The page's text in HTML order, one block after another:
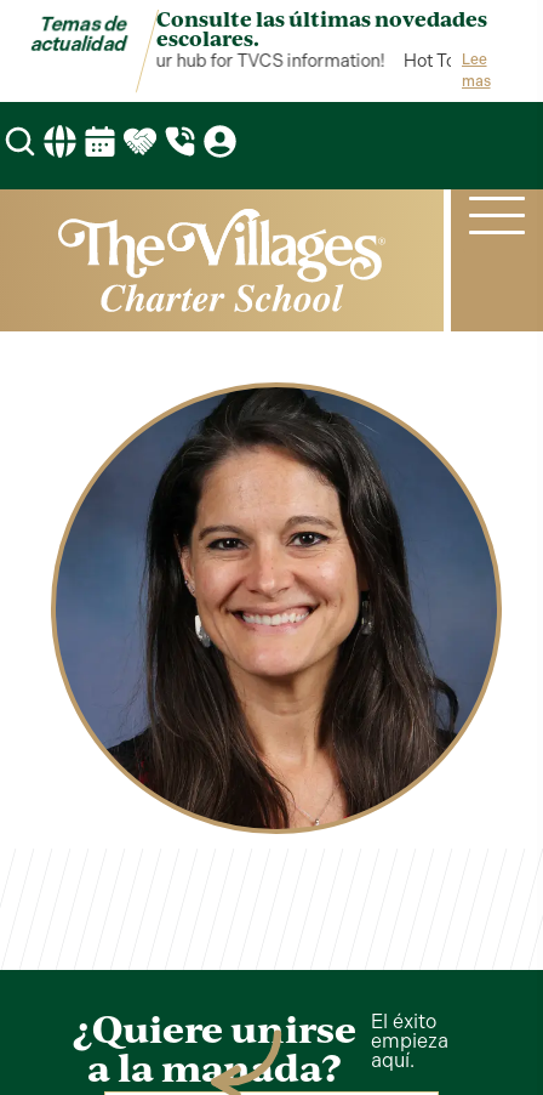
Temas de
actualidad
Consulte las últimas novedades
escolares.
Hot Topics is your hub for TVCS information! Hot Topics is
Lee
mas
¿Quiere unirse
a la manada?
El éxito
empieza
aquí.